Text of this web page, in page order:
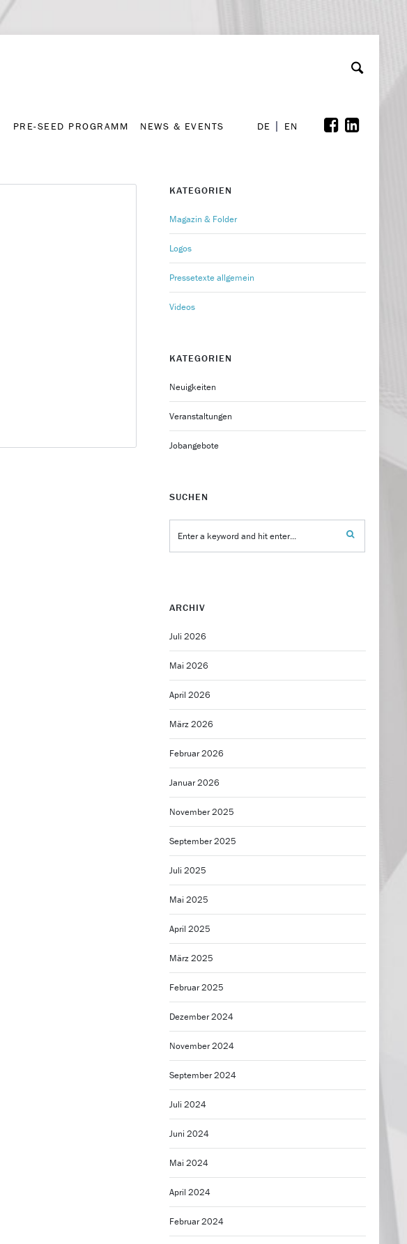
PRE-SEED PROGRAMM NEWS & EVENTS DE EN
KATEGORIEN
Magazin & Folder
Logos
Pressetexte allgemein
Videos
KATEGORIEN
Neuigkeiten
Veranstaltungen
Jobangebote
SUCHEN
ARCHIV
Juli 2026
Mai 2026
April 2026
März 2026
Februar 2026
Januar 2026
November 2025
September 2025
Juli 2025
Mai 2025
April 2025
März 2025
Februar 2025
Dezember 2024
November 2024
September 2024
Juli 2024
Juni 2024
Mai 2024
April 2024
Februar 2024